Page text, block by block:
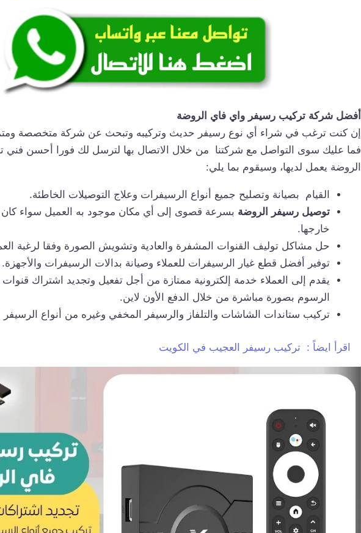
أفضل شركة تركيب رسيفر واي فاي الروضة
إن كنت ترغب في شراء أي نوع رسيفر حديث وتركيبه وتبحث عن شركة متخصصة
فما عليك سوى التواصل مع شركتنا من خلال الاتصال بها لترسل لك فورا أحسن فني
الروضة يعمل لديها، وسيقوم بما يلي:
القيام بصيانة وتصليح جميع أنواع الرسيفرات وعلاج التوصيلات الخاطئة.
توصيل رسيفر الروضة بسرعة قصوى إلى أي مكان موجود به العميل سواء
خارجها.
حل مشاكل توليف القنوات المشفرة والعادية وتشويش الصورة وفقا لرغبة
توفير أفضل قطع غيار الرسيفرات للعملاء وصيانة بدالات الرسيفرات والأجهزة.
يقدم إلى العملاء خدمة إلكترونية ممتازة من أجل تفعيل وتجديد اشتراك
الرسوم بصورة مباشرة من خلال الدفع الأون لاين.
تركيب ستاندات الشاشات والتلفاز والرسيفر المخفي وغيره من أنواع الرسيفر
اقرأ ايضاً : تركيب رسيفر العجيب في الكويت